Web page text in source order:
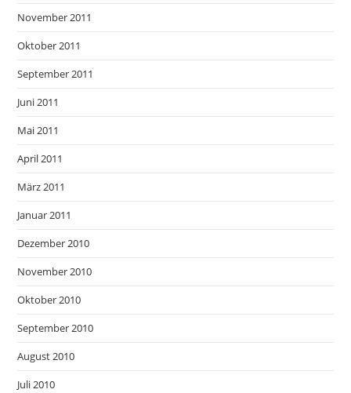
November 2011
Oktober 2011
September 2011
Juni 2011
Mai 2011
April 2011
März 2011
Januar 2011
Dezember 2010
November 2010
Oktober 2010
September 2010
August 2010
Juli 2010